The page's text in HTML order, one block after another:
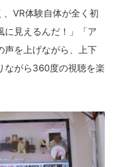
VR体験自体が全く初
に見えるんだ！」「ア
声を上げながら、上下
ながら360度の視聴を楽